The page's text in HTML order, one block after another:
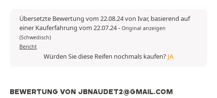
Übersetzte Bewertung vom 22.08.24 von Ivar, basierend auf
einer Kauferfahrung vom 22.07.24- Original anzeigen
(Schwedisch)
Bericht
Würden Sie diese Reifen nochmals kaufen? JA
BEWERTUNG VON JBNAUDET2@GMAIL.COM